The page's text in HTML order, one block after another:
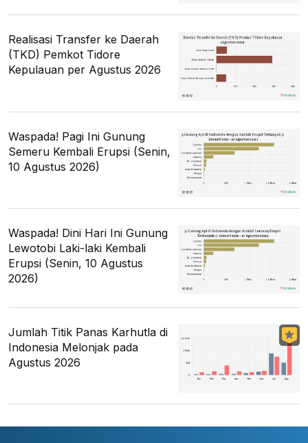
Realisasi Transfer ke Daerah
(TKD) Pemkot Tidore
Kepulauan per Agustus 2026
Waspada! Pagi Ini Gunung
Semeru Kembali Erupsi (Senin,
10 Agustus 2026)
Waspada! Dini Hari Ini Gunung
Lewotobi Laki-laki Kembali
Erupsi (Senin, 10 Agustus
2026)
Jumlah Titik Panas Karhutla di
Indonesia Melonjak pada
Agustus 2026